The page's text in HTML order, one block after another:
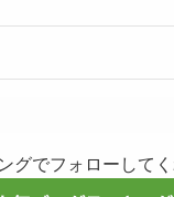
グでフォローして